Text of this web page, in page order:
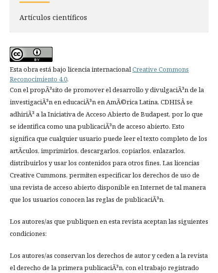
Artí­culos científicos
Esta obra está bajo licencia internacionalCreative Commons
Reconocimiento 4.0.
Con el propÃ³sito de promover el desarrollo y divulgaciÃ³n de la
investigaciÃ³n en educaciÃ³n en AmÃ©rica Latina, CDHISÂ se
adhiriÃ³ a la Iniciativa de Acceso Abierto de Budapest, por lo que
se identifica como una publicaciÃ³n de acceso abierto. Esto
significa que cualquier usuario puede leer el texto completo de los
artÃ­culos, imprimirlos, descargarlos, copiarlos, enlazarlos,
distribuirlos y usar los contenidos para otros fines. Las licencias
Creative Cummons, permiten especificar los derechos de uso de
una revista de acceso abierto disponible en Internet de tal manera
que los usuarios conocen las reglas de publicaciÃ³n.
Los autores/as que publiquen en esta revista aceptan las siguientes
condiciones:
Los autores/as conservan los derechos de autor y ceden a la revista
el derecho de la primera publicaciÃ³n, con el trabajo registrado